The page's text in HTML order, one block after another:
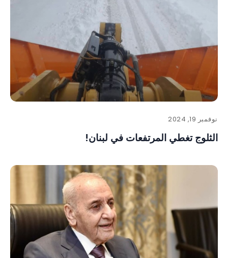
نوفمبر 19, 2024
الثلوج تغطي المرتفعات في لبنان!